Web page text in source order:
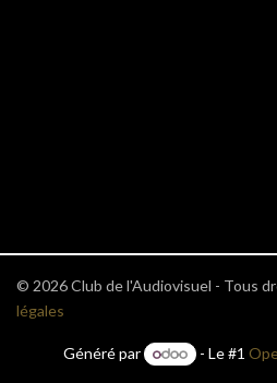
© 2026 Club de l'Audiovisuel - Tous
légales
Généré par - Le #1